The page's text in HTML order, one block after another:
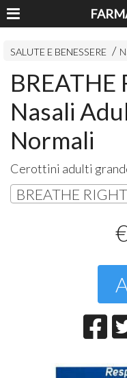
SALUTE E BENESSERE
Nasali
Normali
Cerottini adulti